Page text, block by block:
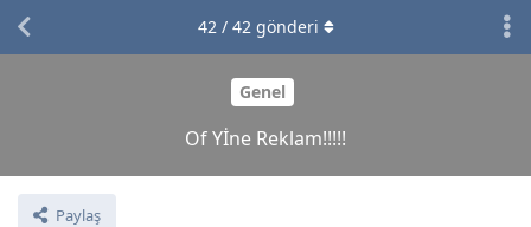
Genel
Of Yİne Reklam!!!!!
Paylaş
42/ 42gönderi